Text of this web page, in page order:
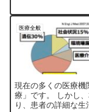
医療全般
現在の多くの医療
療」です。 しかし
り、患者の詳細な生